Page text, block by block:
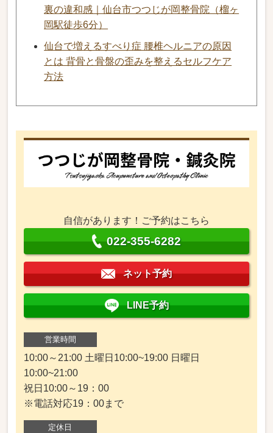
裏の違和感｜仙台市つつじが岡整骨院（榴ヶ
岡駅徒歩6分）
仙台で増えるすべり症 腰椎ヘルニアの原因
とは 背骨と骨盤の歪みを整えるセルフケア
方法
自信があります！ご予約はこちら
022-355-6282
ネット予約
LINE予約
営業時間
10:00～21:00 土曜日10:00~19:00 日曜日
10:00~21:00
祝日10:00～19：00
※電話対応19：00まで
定休日